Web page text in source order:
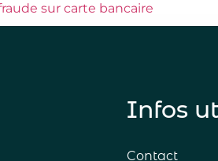
sur carte bancaire
Infos
Contact